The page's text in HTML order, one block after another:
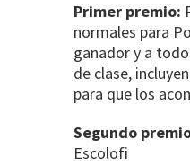
Primer premio:
normales para
ganador y a
de clase,
para que los
Segundo
Escolofi